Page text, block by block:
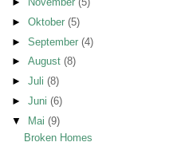
► Oktober (5)
► September (4)
► August (8)
► Juli (8)
► Juni (6)
▼ Mai (9)
Broken Homes